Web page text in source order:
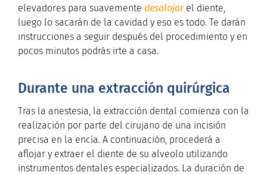
elevadores para suavemente desalojarel diente,
luego lo sacarán de la cavidad y eso es todo. Te darán
instrucciones a seguir después del procedimiento y en
pocos minutos podrás irte a casa.
Durante una extracción quirúrgica
Tras la anestesia, la extracción dental comienza con la
realización por parte del cirujano de una incisión
precisa en la encía. A continuación, procederá a
aflojar y extraer el diente de su alveolo utilizando
instrumentos dentales especializados. La duración de